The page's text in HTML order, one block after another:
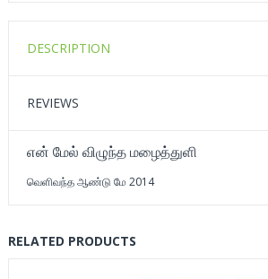
DESCRIPTION
REVIEWS
என் மேல் விழுந்த மழைத்துளி
வெளிவந்த ஆண்டு மே 2014
RELATED PRODUCTS